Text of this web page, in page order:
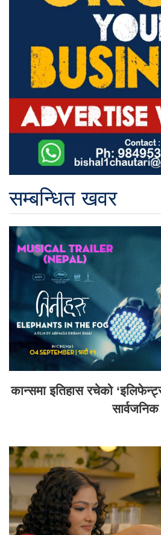
सम्बन्धित खवर
कान्समा इतिहास रचेको
सार्वजनिक